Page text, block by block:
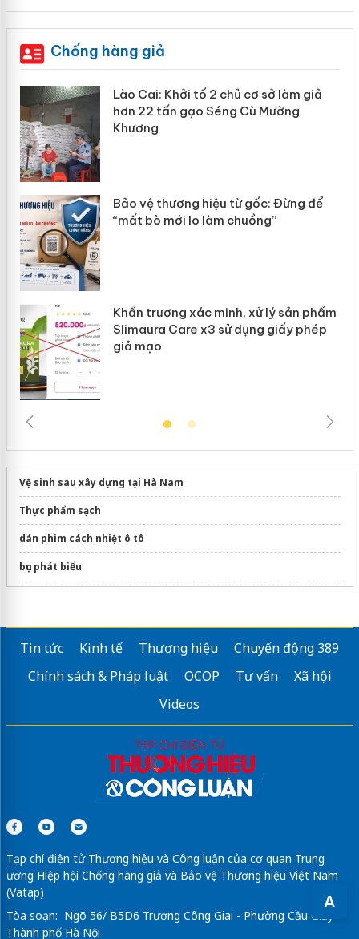
A
Chống hàng giả
Lào Cai: Khởi tố 2 chủ cơ sở làm giả
hơn 22 tấn gạo Séng Cù Mường
Khương
Bảo vệ thương hiệu từ gốc: Đừng để
“mất bò mới lo làm chuồng”
Khẩn trương xác minh, xử lý sản phẩm
Slimaura Care x3 sử dụng giấy phép
giả mạo
Vệ sinh sau xây dựng tại Hà Nam
Thực phẩm sạch
dán phim cách nhiệt ô tô
bục phát biểu
Dịch vụthông cống nghẹt tại quận tân bình uy tín
Sửa máy rửa bát bosch
Tin tức Kinh tế Thương hiệu
Chuyển động 389
Chính sách & Pháp luật
OCOP Tư vấn
Xã hội
Videos
Tạp chí điện tử Thương hiệu và Công luận của cơ quan Trung
ương Hiệp hội Chống hàng giả và Bảo vệ Thương hiệu Việt Nam
(Vatap)
Tòa soạn: Ngõ 56/ B5D6 Trương Công Giai - Phường Cầu Giấy -
Thành phố Hà Nội